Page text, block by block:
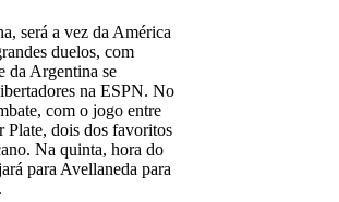
será a vez da América
duelos, com
da Argentina se
na ESPN. No
com o jogo entre
Plate, dois dos favoritos
Na quinta, hora do
para Avellaneda para